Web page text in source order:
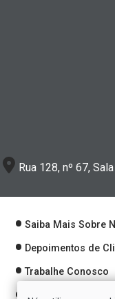
Rua 128, nº 67,
Saiba Mais Sobre
Depoimentos de
Trabalhe Conosco
Política de